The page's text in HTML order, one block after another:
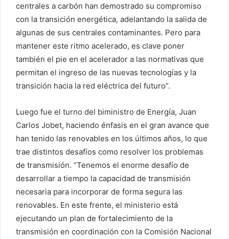
centrales a carbón han demostrado su compromiso
con la transición energética, adelantando la salida de
algunas de sus centrales contaminantes. Pero para
mantener este ritmo acelerado, es clave poner
también el pie en el acelerador a las normativas que
permitan el ingreso de las nuevas tecnologías y la
transición hacia la red eléctrica del futuro”.
Luego fue el turno del biministro de Energía, Juan
Carlos Jobet, haciendo énfasis en el gran avance que
han tenido las renovables en los últimos años, lo que
trae distintos desafíos como resolver los problemas
de transmisión. “Tenemos el enorme desafío de
desarrollar a tiempo la capacidad de transmisión
necesaria para incorporar de forma segura las
renovables. En este frente, el ministerio está
ejecutando un plan de fortalecimiento de la
transmisión en coordinación con la Comisión Nacional